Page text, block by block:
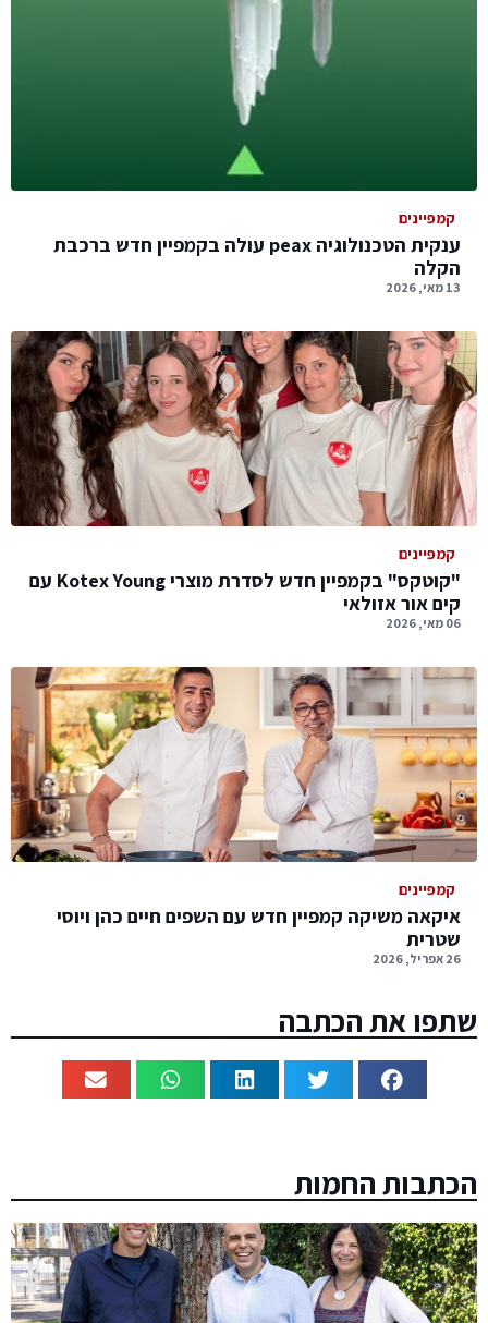
קמפיינים
ענקית הטכנולוגיה peax עולה בקמפיין חדש ברכבת
הקלה
13 מאי, 2026
קמפיינים
"קוטקס" בקמפיין חדש לסדרת מוצרי Kotex Young עם
קים אור אזולאי
06 מאי, 2026
קמפיינים
איקאה משיקה קמפיין חדש עם השפים חיים כהן ויוסי
שטרית
26 אפריל, 2026
שתפו את הכתבה
הכתבות החמות